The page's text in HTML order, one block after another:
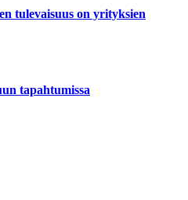
tulevaisuus on yrityksien
tapahtumissa